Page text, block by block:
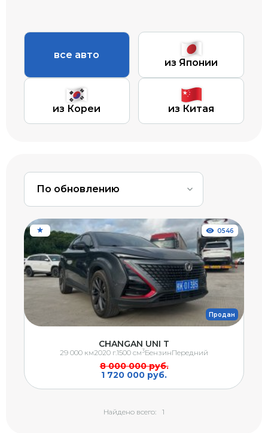
все авто
из Японии
из Кореи из Китая
По обновлению
Продан
0546
CHANGAN UNI T
8 000 000 руб.
1 720 000 руб.
29 000 км2020 г.1500 см3БензинПередний
Найдено всего: 1